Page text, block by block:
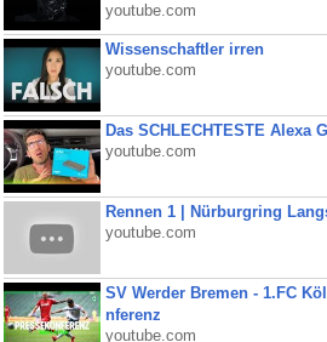
youtube.com
Wissenschaftler irren
youtube.com
Das SCHLECHTESTE Alexa
youtube.com
Rennen 1 | Nürburgring
youtube.com
SV Werder Bremen - 1.FC
nferenz
youtube.com